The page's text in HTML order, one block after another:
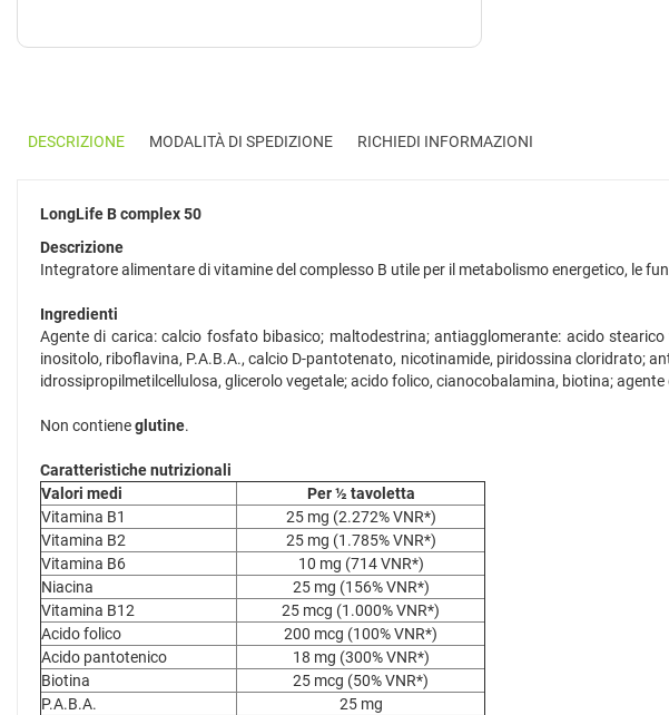
DESCRIZIONE MODALITÀ DI SPEDIZIONE RICHIEDI INFORMAZIONI
LongLife B complex 50
Descrizione
Integratore alimentare di vitamine del complesso B utile per il metabolismo energetico, le
Ingredienti
Agente di carica: calcio fosfato bibasico; maltodestrina; antiagglomerante: acido
inositolo, riboflavina, P.A.B.A., calcio D-pantotenato, nicotinamide, piridossina cloridrato;
idrossipropilmetilcellulosa, glicerolo vegetale; acido folico, cianocobalamina, biotina; agente
Non contieneglutine.
Caratteristiche nutrizionali
Valori medi
Per ½ tavoletta
Vitamina B1
25 mg (2.272% VNR*)
Vitamina B2
25 mg (1.785% VNR*)
Vitamina B6
10 mg (714 VNR*)
Niacina
25 mg (156% VNR*)
Vitamina B12
25 mcg (1.000% VNR*)
Acido folico
200 mcg (100% VNR*)
Acido pantotenico
18 mg (300% VNR*)
Biotina
25 mcg (50% VNR*)
P.A.B.A.
25 mg